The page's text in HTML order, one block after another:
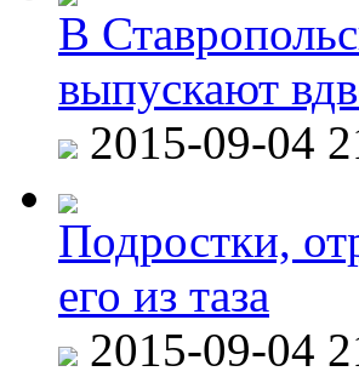
В
выпускают
2015-09-04
Подростки,
его из таза
2015-09-04